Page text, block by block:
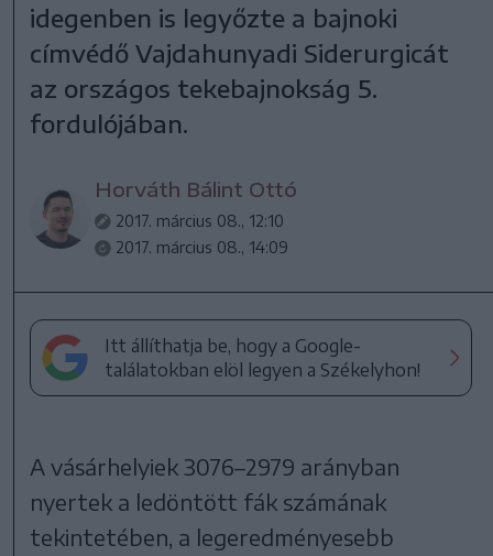
idegenben is legyőzte a bajnoki
címvédő Vajdahunyadi Siderurgicát
az országos tekebajnokság 5.
fordulójában.
Horváth Bálint Ottó
2017. március 08., 12:10
2017. március 08., 14:09
Itt állíthatja be, hogy a Google-
találatokban elöl legyen a Székelyhon!
A vásárhelyiek 3076–2979 arányban
nyertek a ledöntött fák számának
tekintetében, a legeredményesebb